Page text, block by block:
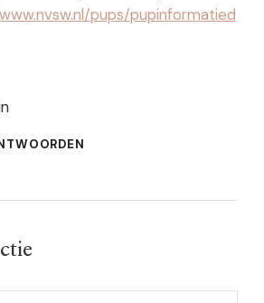
pups/pupinformatied